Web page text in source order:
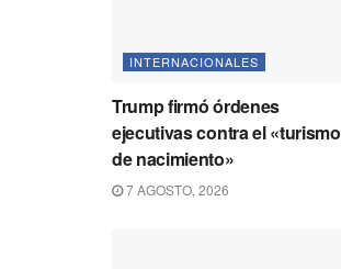
INTERNACIONALES
Trump firmó órdenes
ejecutivas contra el «turismo
de nacimiento»
7 AGOSTO, 2026